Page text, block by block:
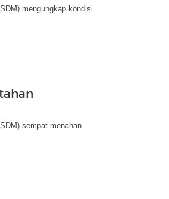
mengungkap kondisi
sempat menahan